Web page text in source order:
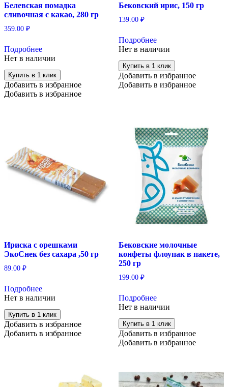
Белевская помадка
сливочная с какао, 280 гр
359.00 ₽
Подробнее
Нет в наличии
Купить в 1 клик
Добавить в избранное
Добавить в избранное
Бековский ирис, 150 гр
139.00 ₽
Подробнее
Нет в наличии
Купить в 1 клик
Добавить в избранное
Добавить в избранное
Ириска с орешками
ЭкоСнек без сахара ,50 гр
89.00 ₽
Подробнее
Нет в наличии
Купить в 1 клик
Добавить в избранное
Добавить в избранное
Бековские молочные
конфеты флоупак в пакете,
250 гр
199.00 ₽
Подробнее
Нет в наличии
Купить в 1 клик
Добавить в избранное
Добавить в избранное